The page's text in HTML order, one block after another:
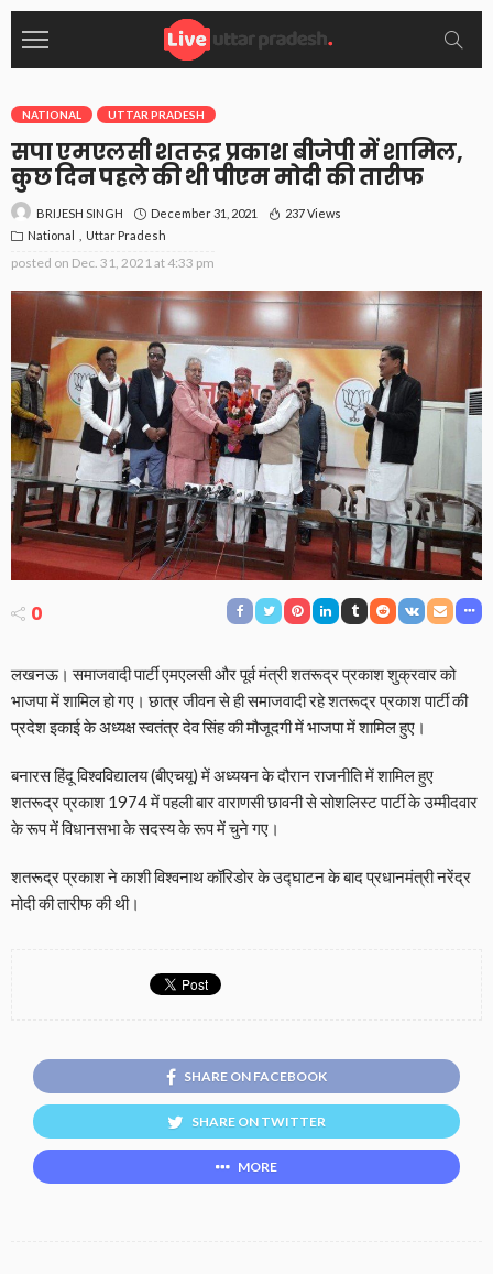
NATIONAL UTTAR PRADESH
सपा एमएलसी शतरूद्र प्रकाश बीजेपी में शामिल,
कुछ दिन पहले की थी पीएम मोदी की तारीफ
BRIJESH SINGH December 31, 2021
237 Views
National
Uttar Pradesh
posted on Dec. 31, 2021 at 4:33 pm
0
लखनऊ। समाजवादी पार्टी एमएलसी और पूर्व मंत्री शतरूद्र प्रकाश शुक्रवार को
भाजपा में शामिल हो गए। छात्र जीवन से ही समाजवादी रहे शतरूद्र प्रकाश पार्टी की
प्रदेश इकाई के अध्यक्ष स्वतंत्र देव सिंह की मौजूदगी में भाजपा में शामिल हुए।
बनारस हिंदू विश्वविद्यालय (बीएचयू) में अध्ययन के दौरान राजनीति में शामिल हुए
शतरूद्र प्रकाश 1974 में पहली बार वाराणसी छावनी से सोशलिस्ट पार्टी के उम्मीदवार
के रूप में विधानसभा के सदस्य के रूप में चुने गए।
शतरूद्र प्रकाश ने काशी विश्वनाथ कॉरिडोर के उद्घाटन के बाद प्रधानमंत्री नरेंद्र
मोदी की तारीफ की थी।
SHARE ON FACEBOOK
SHARE ON TWITTER
MORE